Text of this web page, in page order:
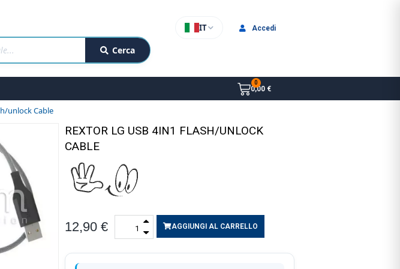
Cerca
IT Accedi
0,00 €
unlock Cable
REXTOR LG USB 4IN1 FLASH/UNLOCK
CABLE
12,90 € AGGIUNGI AL CARRELLO